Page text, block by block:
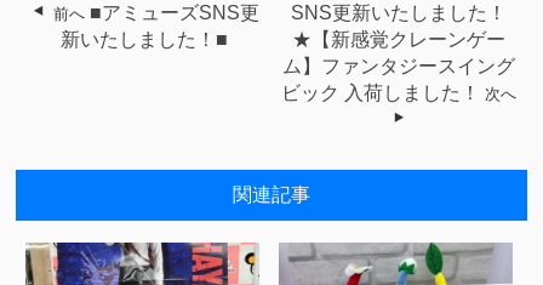
前へ ■アミューズSNS更
新いたしました！■
SNS更新いたしました！
★【新感覚クレーンゲー
ム】ファンタジースイング
ビック 入荷しました！
次へ
関連記事